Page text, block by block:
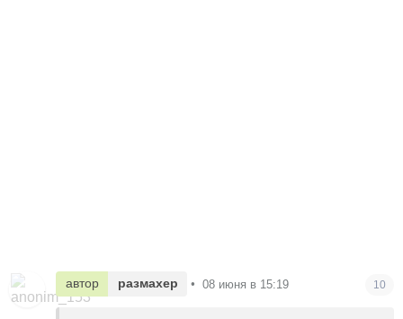
автор размахер • 08 июня в 15:19 10